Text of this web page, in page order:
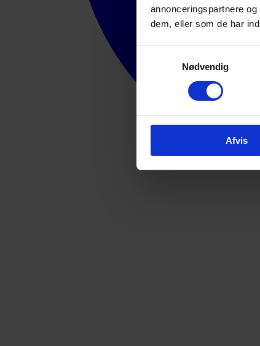
annonceringspartnere
dem, eller som de har
Nødvendig
Afvis